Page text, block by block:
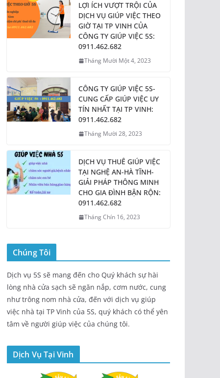
LỢI ÍCH VƯỢT TRỘI CỦA
DỊCH VỤ GIÚP VIỆC THEO
GIỜ TẠI TP VINH CỦA
CÔNG TY GIÚP VIỆC 5S:
0911.462.682
Tháng Mười Một 4, 2023
CÔNG TY GIÚP VIỆC 5S-
CUNG CẤP GIÚP VIỆC UY
TÍN NHẤT TẠI TP VINH:
0911.462.682
Tháng Mười 28, 2023
DỊCH VỤ THUÊ GIÚP VIỆC
TẠI NGHỆ AN-HÀ TĨNH-
GIẢI PHÁP THÔNG MINH
CHO GIA ĐÌNH BẬN RỘN:
0911.462.682
Tháng Chín 16, 2023
Chúng Tôi
Dịch vụ 5S sẽ mang đến cho Quý khách sự hài
lòng nhà cửa sạch sẽ ngăn nắp, cơm nước, cung
như trông nom nhà cửa, đến với dịch vụ giúp
việc nhà tại TP Vinh của 5S, quý khách có thể yên
tâm về người giúp việc của chúng tôi.
Dịch Vụ Tại Vinh